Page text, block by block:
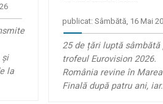
și
la
publicat: Sâmbătă, 16 Mai
25 de țări luptă sâmbătă
trofeul Eurovision 2026.
România revine în Marea
Finală după patru ani,